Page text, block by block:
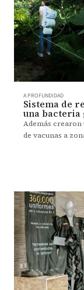
A PROFUNDIDAD
Sistema de
una bacteria
2019
Además
de vacunas a